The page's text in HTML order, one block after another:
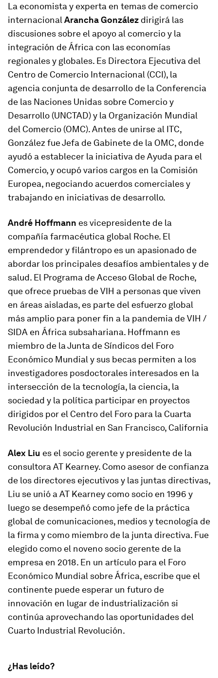
La economista y experta en temas de comercio
internacionalArancha González dirigirá las
discusiones sobre el apoyo al comercio y la
integración de África con las economías
regionales y globales. Es Directora Ejecutiva del
Centro de Comercio Internacional (CCI), la
agencia conjunta de desarrollo de la Conferencia
de las Naciones Unidas sobre Comercio y
Desarrollo (UNCTAD) y la Organización Mundial
del Comercio (OMC). Antes de unirse al ITC,
González fue Jefa de Gabinete de la OMC, donde
ayudó a establecer la iniciativa de Ayuda para el
Comercio, y ocupó varios cargos en la Comisión
Europea, negociando acuerdos comerciales y
trabajando en iniciativas de desarrollo.
André Hoffmann es vicepresidente de la
compañía farmacéutica global Roche. El
emprendedor y filántropo es un apasionado de
abordar los principales desafíos ambientales y de
salud. El Programa de Acceso Global de Roche,
que ofrece pruebas de VIH a personas que viven
en áreas aisladas, es parte del esfuerzo global
más amplio para poner fin a la pandemia de VIH /
SIDA en África subsahariana. Hoffmann es
miembro de la Junta de Síndicos del Foro
Económico Mundial y sus becas permiten a los
investigadores posdoctorales interesados ​​en la
intersección de la tecnología, la ciencia, la
sociedad y la política participar en proyectos
dirigidos por el Centro del Foro para la Cuarta
Revolución Industrial en San Francisco, California
Alex Liu es el socio gerente y presidente de la
consultora AT Kearney. Como asesor de confianza
de los directores ejecutivos y las juntas directivas,
Liu se unió a AT Kearney como socio en 1996 y
luego se desempeñó como jefe de la práctica
global de comunicaciones, medios y tecnología de
la firma y como miembro de la junta directiva. Fue
elegido como el noveno socio gerente de la
empresa en 2018. En un artículo para el Foro
Económico Mundial sobre África, escribe que el
continente puede esperar un futuro de
innovación en lugar de industrialización si
continúa aprovechando las oportunidades del
Cuarto Industrial Revolución.
¿Has leído?